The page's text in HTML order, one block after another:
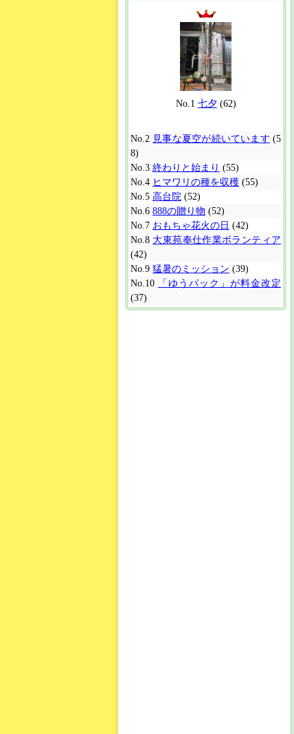
No.1 七夕(62)
No.2 見事な夏空が続いています (5
8)
No.3 終わりと始まり (55)
No.4 ヒマワリの種を収穫 (55)
No.5 高台院 (52)
No.6 888の贈り物 (52)
No.7 おもちゃ花火の日 (42)
No.8 大東苑奉仕作業ボランティア
(42)
No.9 猛暑のミッション (39)
No.10
「ゆうパック」が料金改定
(37)